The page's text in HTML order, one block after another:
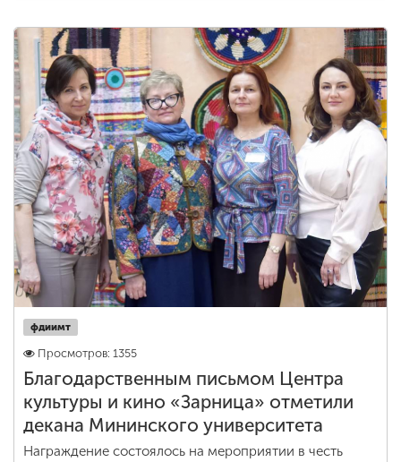
фдиимт
Просмотров: 1355
Благодарственным письмом Центра
культуры и кино «Зарница» отметили
декана Мининского университета
Награждение состоялось на мероприятии в честь